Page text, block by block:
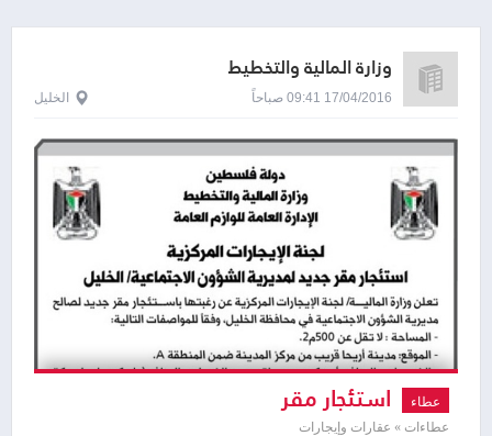
وزارة المالية والتخطيط
17/04/2016 09:41 صباحاً الخليل
عطاء استئجار مقر
عطاءات » عقارات وإيجارات